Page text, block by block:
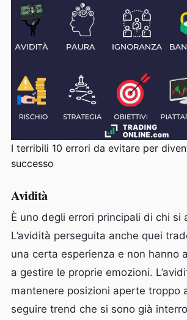
I terribili 10 errori da evitare per
successo
Avidità
È uno degli errori principali di chi si
L’avidità perseguita anche quei
una certa esperienza e non hanno
a gestire le proprie emozioni.
mantenere posizioni aperte troppo
seguire trend che si sono già